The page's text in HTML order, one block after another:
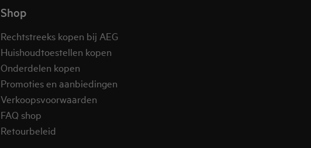
Shop
Rechtstreeks kopen bij AEG
Huishoudtoestellen kopen
Onderdelen kopen
Promoties en aanbiedingen
Verkoopsvoorwaarden
FAQ shop
Retourbeleid​